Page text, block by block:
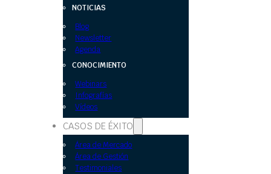
NOTICIAS
Blog
Newsletter
Agenda
CONOCIMIENTO
Webinars
Infografías
Vídeos
CASOS DE ÉXITO
Área de Mercado
Área de Gestión
Testimoniales